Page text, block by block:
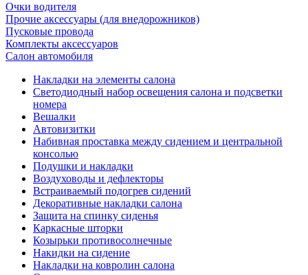
Очки водителя
Прочие аксессуары (для внедорожников)
Пусковые провода
Комплекты аксессуаров
Салон автомобиля
Накладки на элементы салона
Светодиодный набор освещения салона и подсветки
номера
Вешалки
Автовизитки
Набивная проставка между сидением и центральной
консолью
Подушки и накладки
Воздуховоды и дефлекторы
Встраиваемый подогрев сидений
Декоративные накладки салона
Защита на спинку сиденья
Каркасные шторки
Козырьки противосолнечные
Накидки на сидение
Накладки на ковролин салона